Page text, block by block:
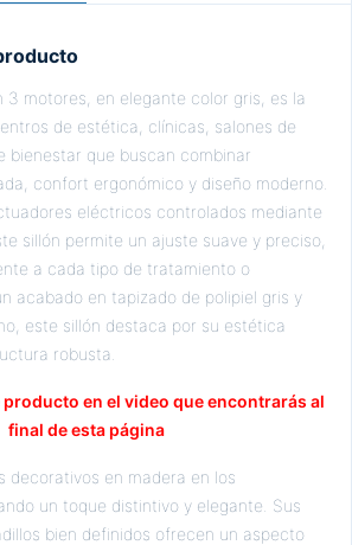
3 motores, en elegante color gris, es la
de estética, clínicas, salones de
bienestar que buscan combinar
confort ergonómico y diseño moderno.
eléctricos controlados mediante
sillón permite un ajuste suave y preciso,
a cada tipo de tratamiento o
acabado en tapizado de polipiel gris y
este sillón destaca por su estética
robusta.
en el video que encontrarás al
final de esta página
decorativos en madera en los
un toque distintivo y elegante. Sus
bien definidos ofrecen un aspecto